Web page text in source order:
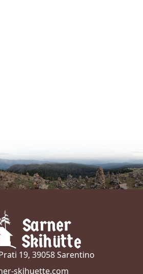
19, 39058 Sarentino
skihuette.com